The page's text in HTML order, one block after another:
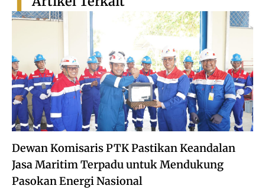
Dewan Komisaris PTK Pastikan Keandalan
Jasa Maritim Terpadu untuk Mendukung
Pasokan Energi Nasional